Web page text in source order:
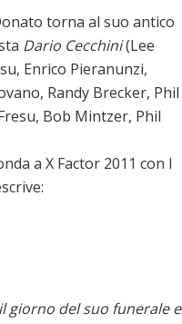
torna al suo antico
Dario Cecchini(Lee
Enrico Pieranunzi,
Randy Brecker, Phil
Bob Mintzer, Phil
a X Factor 2011 con I
giorno del suo funerale e